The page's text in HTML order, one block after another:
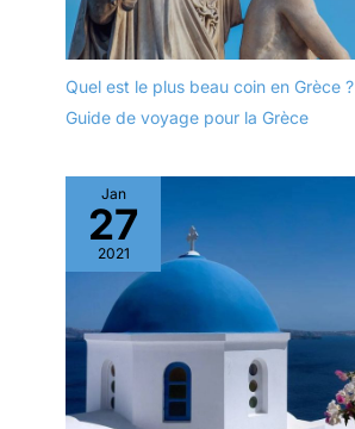
Quel est le plus beau coin en Grèce ?
Guide de voyage pour la Grèce
Jan
27
2021